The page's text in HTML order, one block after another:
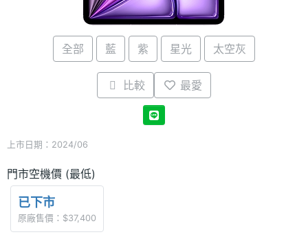
全部 藍 紫 星光 太空灰
比較 最愛
上市日期：2024/06
門市空機價 (最低)
已下市
原廠售價：$37,400